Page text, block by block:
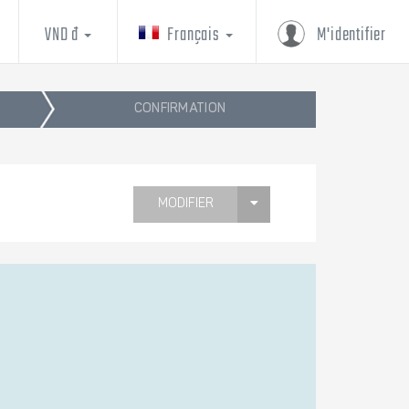
M'identifier
Français
VND đ
CONFIRMATION
MODIFIER